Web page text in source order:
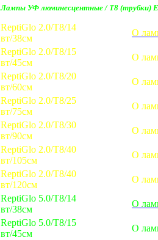
Лампы УФ люминесцентные / Т8 (трубки)
ReptiGlo 2.0/T8/14
вт/38см
О
ReptiGlo 2.0/T8/15
вт/45см
О
ReptiGlo 2.0/T8/20
вт/60см
О
ReptiGlo 2.0/T8/25
вт/75см
О
ReptiGlo 2.0/T8/30
вт/90см
О
ReptiGlo 2.0/T8/40
вт/105см
О
ReptiGlo 2.0/T8/40
вт/120см
О
ReptiGlo 5.0/T8/14
вт/38см
О
ReptiGlo 5.0/T8/15
вт/45см
О